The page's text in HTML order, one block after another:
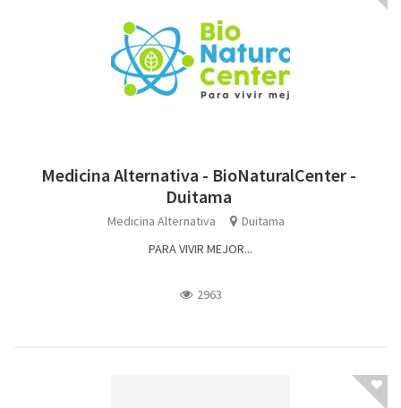
Medicina Alternativa - BioNaturalCenter -
Duitama
Medicina Alternativa
Duitama
PARA VIVIR MEJOR...
2963